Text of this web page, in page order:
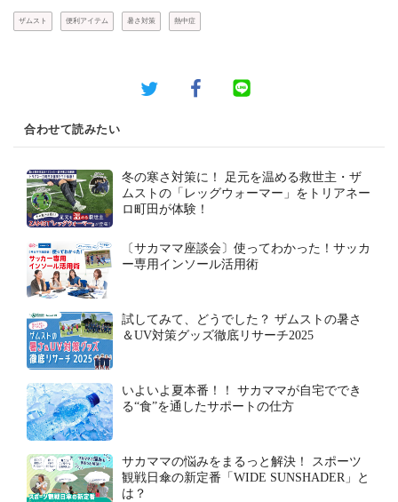
ザムスト 便利アイテム 暑さ対策 熱中症
合わせて読みたい
冬の寒さ対策に！ 足元を温める救世主・ザ
ムストの「レッグウォーマー」をトリアネー
ロ町田が体験！
〔サカママ座談会〕使ってわかった！サッカ
ー専用インソール活用術
試してみて、どうでした？ ザムストの暑さ
＆UV対策グッズ徹底リサーチ2025
いよいよ夏本番！！ サカママが自宅ででき
る“食”を通したサポートの仕方
サカママの悩みをまるっと解決！ スポーツ
観戦日傘の新定番「WIDE SUNSHADER」と
は？